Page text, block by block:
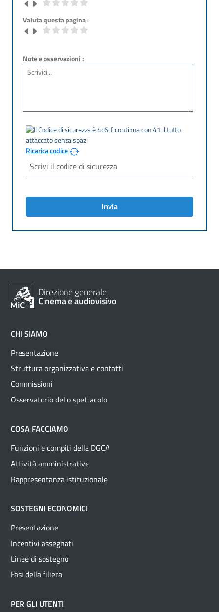
Valuta questa pagina :
Note e osservazioni :
Ricarica codice
Invia
Direzione generale
Cinema e audiovisivo
CHI SIAMO
Presentazione
Struttura organizzativa e contatti
Commissioni
Osservatorio dello spettacolo
COSA FACCIAMO
Funzioni e compiti della DGCA
Attività amministrative
Rappresentanza istituzionale
SOSTEGNI ECONOMICI
Presentazione
Incentivi assegnati
Linee di sostegno
Fasi della filiera
PER GLI UTENTI